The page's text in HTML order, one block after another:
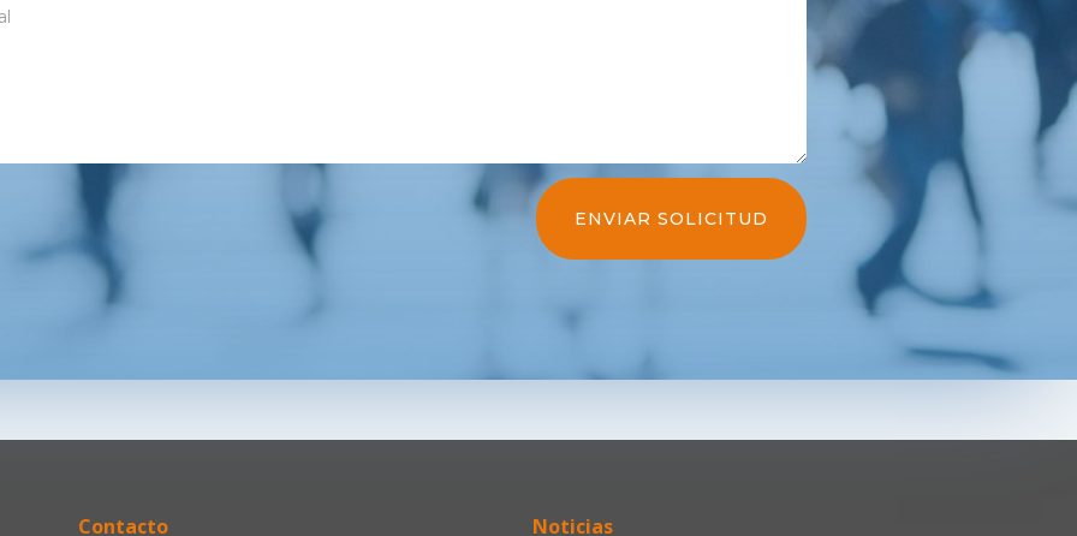
ENVIAR SOLICITUD
Contacto Noticias